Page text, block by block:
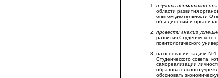
изучить нормативно-
области развития
опытом деятельности
объединений и
провести анализ
развития Студенческого
политологического
на основании задачи
Студенческого совета,
самореализации
образовательного
обосновать